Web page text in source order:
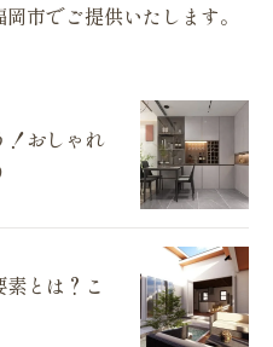
市でご提供いたします。
！おしゃれ
とは？こ